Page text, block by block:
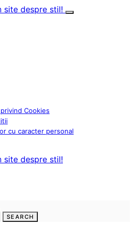
Cookies
cu caracter personal
SEARCH